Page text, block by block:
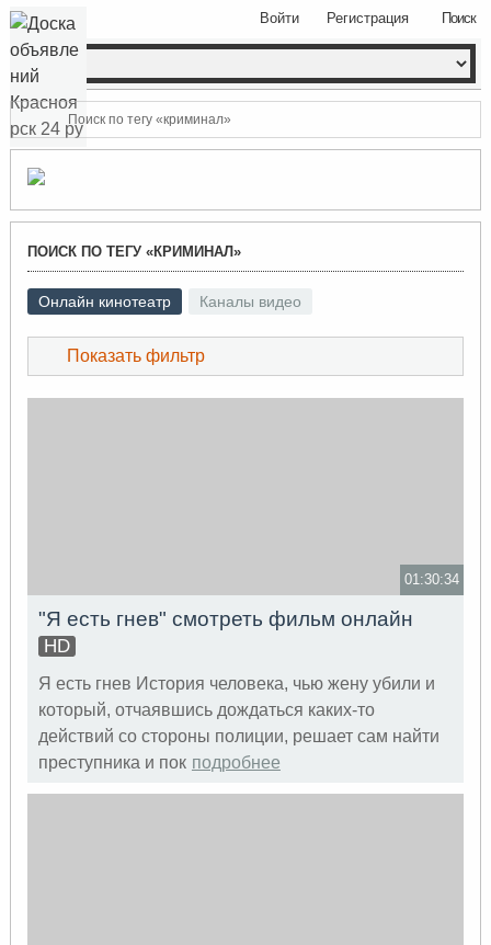
Поиск
Войти Регистрация
Поиск по тегу «криминал»
ПОИСК ПО ТЕГУ «КРИМИНАЛ»
Онлайн кинотеатр Каналы видео
Показать фильтр
01:30:34
"Я есть гнев" смотреть фильм онлайн
HD
Я есть гнев История человека, чью жену убили и
который, отчаявшись дождаться каких-то
действий со стороны полиции, решает сам найти
преступника и пок подробнее